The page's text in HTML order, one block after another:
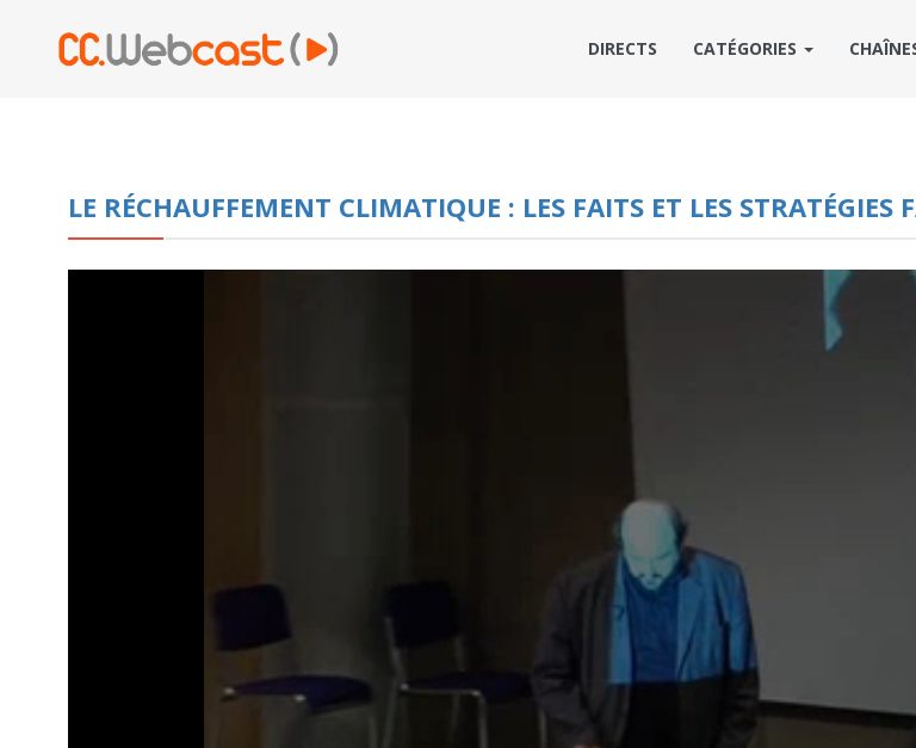
DIRECTS CATÉGORIES
LE RÉCHAUFFEMENT CLIMATIQUE : LES FAITS ET LES STRATÉGIES